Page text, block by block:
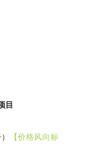
目
）
【价格风向标